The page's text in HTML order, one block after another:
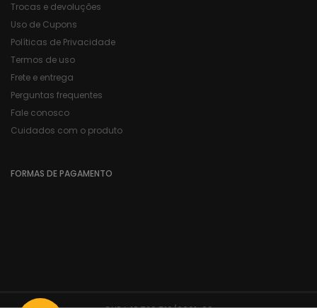
Trocas e devoluções
Uso de Cupons
Políticas de Privacidade
Termos de uso
Frete e entrega
Perguntas frequentes
Fale conosco
Cuidados com o produto
FORMAS DE PAGAMENTO